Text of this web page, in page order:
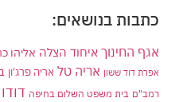
כתבות בנושאים:
אגף החינוך איחוד הצלה אליהו
אפרת דוד ששון אריה טל אריה פרג'ון
רמב"ם בית משפט השלום בחיפה